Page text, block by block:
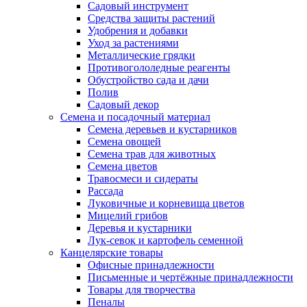
Садовый инструмент
Средства защиты растений
Удобрения и добавки
Уход за растениями
Металлические грядки
Противогололедные реагенты
Обустройство сада и дачи
Полив
Садовый декор
Семена и посадочный материал
Семена деревьев и кустарников
Семена овощей
Семена трав для животных
Семена цветов
Травосмеси и сидераты
Рассада
Луковичные и корневища цветов
Мицелий грибов
Деревья и кустарники
Лук-севок и картофель семенной
Канцелярские товары
Офисные принадлежности
Письменные и чертёжные принадлежности
Товары для творчества
Пеналы